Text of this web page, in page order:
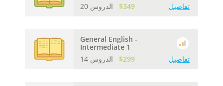
$349 تفاصيل
General English -
Intermediate 1
$299 تفاصيل